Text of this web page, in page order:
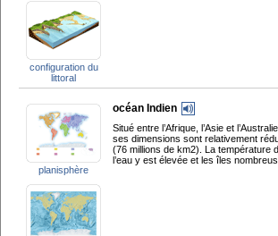
configuration du
littoral
planisphère
océan Indien
Situé entre l’Afrique, l’Asie et l’Australie,
ses dimensions sont relativement
(76 millions de km2). La température
l’eau y est élevée et les îles